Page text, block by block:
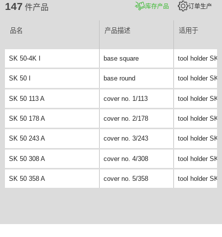
147 件产品 库存产品 订单生产
品名 产品描述 适用于
SK 50-4K I base square tool holder SK
SK 50 I base round tool holder SK
SK 50 113 A cover no. 1/113 tool holder SK
SK 50 178 A cover no. 2/178 tool holder SK
SK 50 243 A cover no. 3/243 tool holder SK
SK 50 308 A cover no. 4/308 tool holder SK
SK 50 358 A cover no. 5/358 tool holder SK